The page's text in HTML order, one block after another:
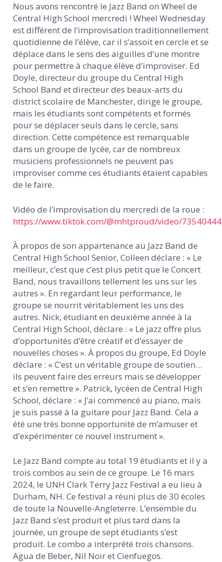
Nous avons rencontré le Jazz Band on Wheel de
Central High School mercredi ! Wheel Wednesday
est différent de l’improvisation traditionnellement
quotidienne de l’élève, car il s’assoit en cercle et se
déplace dans le sens des aiguilles d’une montre
pour permettre à chaque élève d’improviser. Ed
Doyle, directeur du groupe du Central High
School Band et directeur des beaux-arts du
district scolaire de Manchester, dirige le groupe,
mais les étudiants sont compétents et formés
pour se déplacer seuls dans le cercle, sans
direction. Cette compétence est remarquable
dans un groupe de lycée, car de nombreux
musiciens professionnels ne peuvent pas
improviser comme ces étudiants étaient capables
de le faire.
Vidéo de l’improvisation du mercredi de la roue :
https://www.tiktok.com/@mhtproud/video/
À propos de son appartenance au Jazz Band de
Central High School Senior, Colleen déclare : « Le
meilleur, c’est que c’est plus petit que le Concert
Band, nous travaillons tellement les uns sur les
autres ». En regardant leur performance, le
groupe se nourrit véritablement les uns des
autres. Nick, étudiant en deuxième année à la
Central High School, déclare : « Le jazz offre plus
d’opportunités d’être créatif et d’essayer de
nouvelles choses ». À propos du groupe, Ed Doyle
déclare : « C’est un véritable groupe de soutien…
ils peuvent faire des erreurs mais se développer
et s’en remettre ». Patrick, lycéen de Central High
School, déclare : « J’ai commencé au piano, mais
je suis passé à la guitare pour Jazz Band. Cela a
été une très bonne opportunité de m’amuser et
d’expérimenter ce nouvel instrument ».
Le Jazz Band compte au total 19 étudiants et il y a
trois combos au sein de ce groupe. Le 16 mars
2024, le UNH Clark Terry Jazz Festival a eu lieu à
Durham, NH. Ce festival a réuni plus de 30 écoles
de toute la Nouvelle-Angleterre. L’ensemble du
Jazz Band s’est produit et plus tard dans la
journée, un groupe de sept étudiants s’est
produit. Le combo a interprété trois chansons.
Agua de Beber, Nil Noir et Cienfuegos.